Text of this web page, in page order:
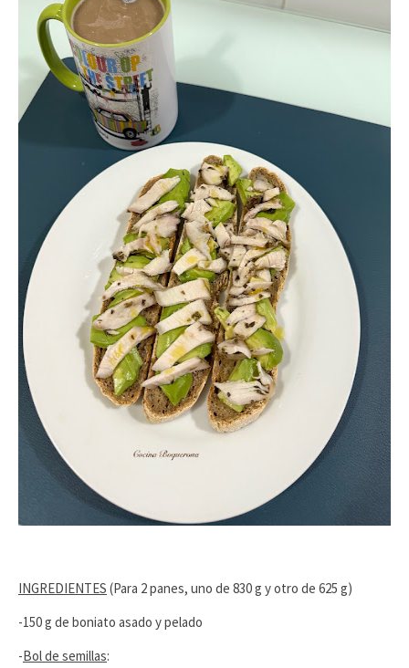
INGREDIENTES (Para 2 panes, uno de 830 g y otro de 625 g)
-150 g de boniato asado y pelado
-Bol de semillas: